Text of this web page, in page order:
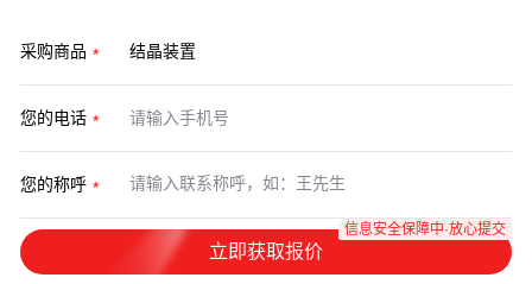
采购商品
您的电话
您的称呼
立即获取报价
信息安全保障中·放心提交